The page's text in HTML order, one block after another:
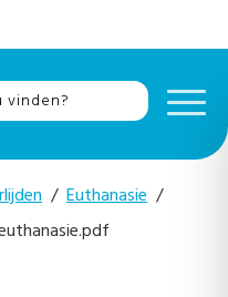
/ Euthanasie /